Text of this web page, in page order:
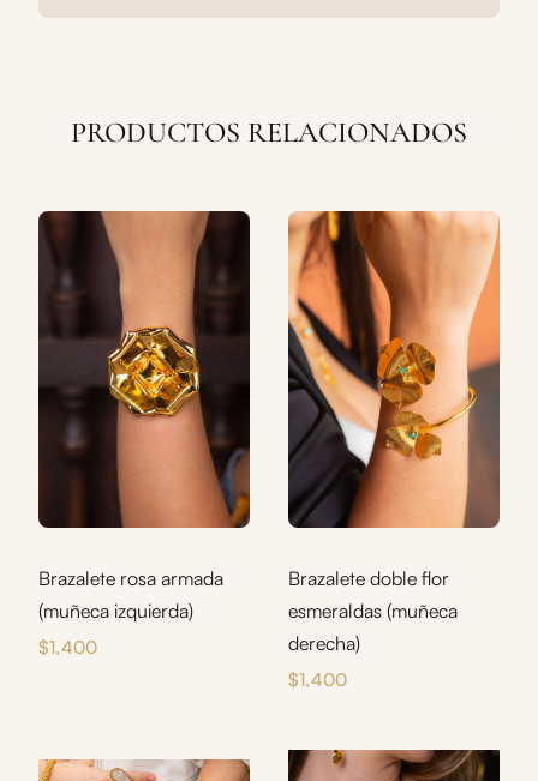
PRODUCTOS RELACIONADOS
Brazalete rosa armada
(muñeca izquierda)
$1,400
Brazalete doble flor
esmeraldas (muñeca
derecha)
$1,400